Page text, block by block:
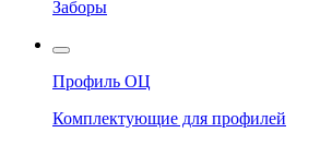
Заборы
Профиль ОЦ
Комплектующие для профилей